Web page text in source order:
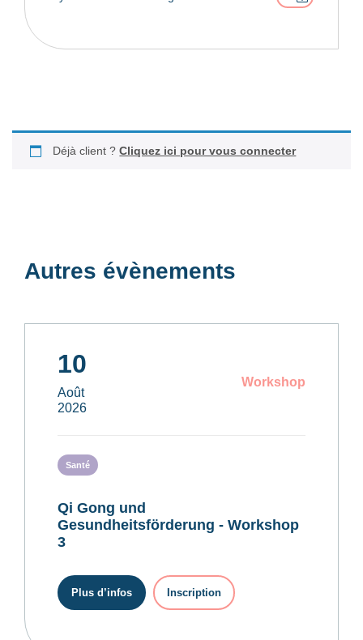
Déjà client ?Cliquez ici pour vous connecter
Autres évènements
10
Août
2026
Workshop
Santé
Qi Gong und
Gesundheitsförderung - Workshop
3
Plus d’infos Inscription